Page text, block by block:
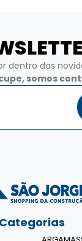
dentro das
somos
Categorias